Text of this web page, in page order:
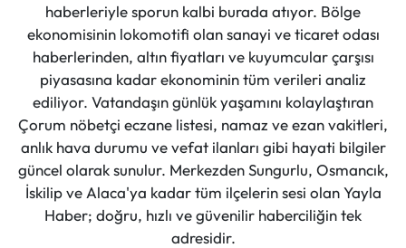
haberleriyle sporun kalbi burada atıyor. Bölge
ekonomisinin lokomotifi olan sanayi ve ticaret odası
haberlerinden, altın fiyatları ve kuyumcular çarşısı
piyasasına kadar ekonominin tüm verileri analiz
ediliyor. Vatandaşın günlük yaşamını kolaylaştıran
Çorum nöbetçi eczane listesi, namaz ve ezan vakitleri,
anlık hava durumu ve vefat ilanları gibi hayati bilgiler
güncel olarak sunulur. Merkezden Sungurlu, Osmancık,
İskilip ve Alaca'ya kadar tüm ilçelerin sesi olan Yayla
Haber; doğru, hızlı ve güvenilir haberciliğin tek
adresidir.